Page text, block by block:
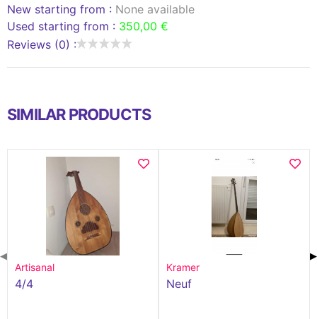
New starting from : None available
Used starting from : 350,00 €
Reviews (0) :
SIMILAR PRODUCTS
Artisanal
4/4
Kramer
Neuf
◀ ▶